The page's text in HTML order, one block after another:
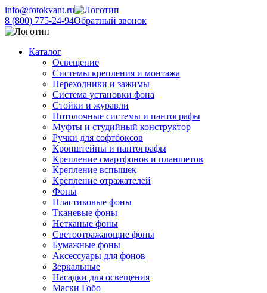
info@fotokvant.ru
8 (800) 775-24-94Обратный звонок
Каталог
Освещение
Системы крепления и монтажа
Переходники и зажимы
Система установки фона
Стойки и журавли
Потолочные системы и пантографы
Муфты и студийный конструктор
Ручки для софтбоксов
Кронштейны и пантографы
Крепление смартфонов и планшетов
Крепление вспышек
Крепление отражателей
Фоны
Пластиковые фоны
Тканевые фоны
Нетканые фоны
Светоотражающие фоны
Бумажные фоны
Аксессуары для фонов
Зеркальные
Насадки для освещения
Маски Гобо